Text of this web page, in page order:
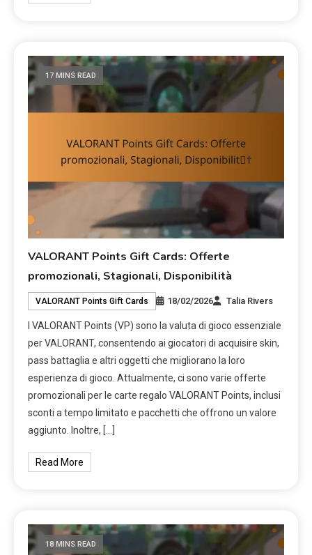
17 MINS READ
VALORANT Points Gift Cards: Offerte
promozionali, Stagionali, Disponibilità
VALORANT Points Gift Cards 18/02/2026 Talia Rivers
I VALORANT Points (VP) sono la valuta di gioco essenziale
per VALORANT, consentendo ai giocatori di acquisire skin,
pass battaglia e altri oggetti che migliorano la loro
esperienza di gioco. Attualmente, ci sono varie offerte
promozionali per le carte regalo VALORANT Points, inclusi
sconti a tempo limitato e pacchetti che offrono un valore
aggiunto. Inoltre, […]
Read More
18 MINS READ